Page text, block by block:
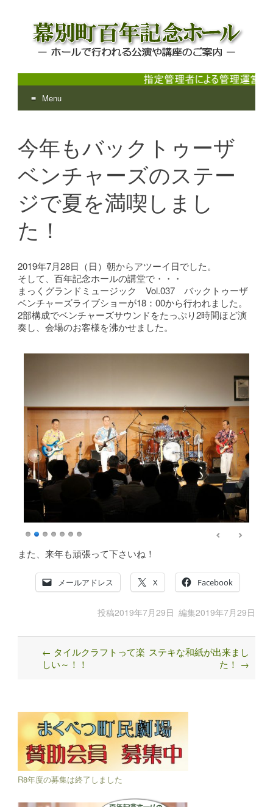
幕別町百年記念ホール
ホールで行われる公演や講座のご案内
Menu
content
今年もバックトゥーザ
ベンチャーズのステー
ジで夏を満喫しまし
た！
2019年7月28日（日）朝からアツーイ日でした。
そして、百年記念ホールの講堂で・・・
まっくグランドミュージック Vol.037 バックトゥーザ
ベンチャーズライブショーが18：00から行われました。
2部構成でベンチャーズサウンドをたっぷり2時間ほど演
奏し、会場のお客様を沸かせました。
また、来年も頑張って下さいね！
メールアドレス X Facebook
投稿2019年7月29日 編集2019年7月29日
Post
navigation
← タイルクラフトって楽
しい～！！
ステキな和紙が出来まし
た！ →
R8年度の募集は終了しました